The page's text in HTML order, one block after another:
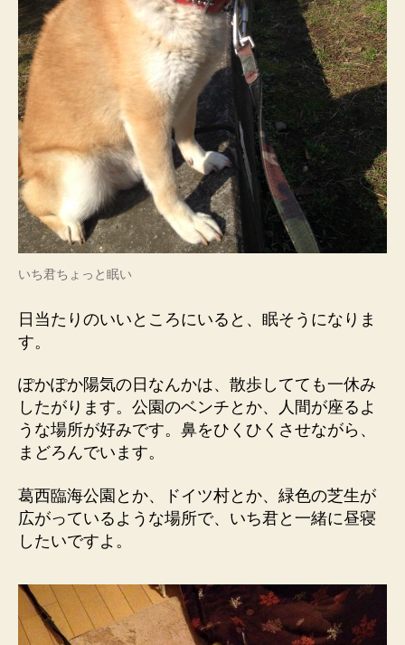
いち君ちょっと眠い
日当たりのいいところにいると、眠そうになりま
す。
ぽかぽか陽気の日なんかは、散歩してても一休み
したがります。公園のベンチとか、人間が座るよ
うな場所が好みです。鼻をひくひくさせながら、
まどろんでいます。
葛西臨海公園とか、ドイツ村とか、緑色の芝生が
広がっているような場所で、いち君と一緒に昼寝
したいですよ。